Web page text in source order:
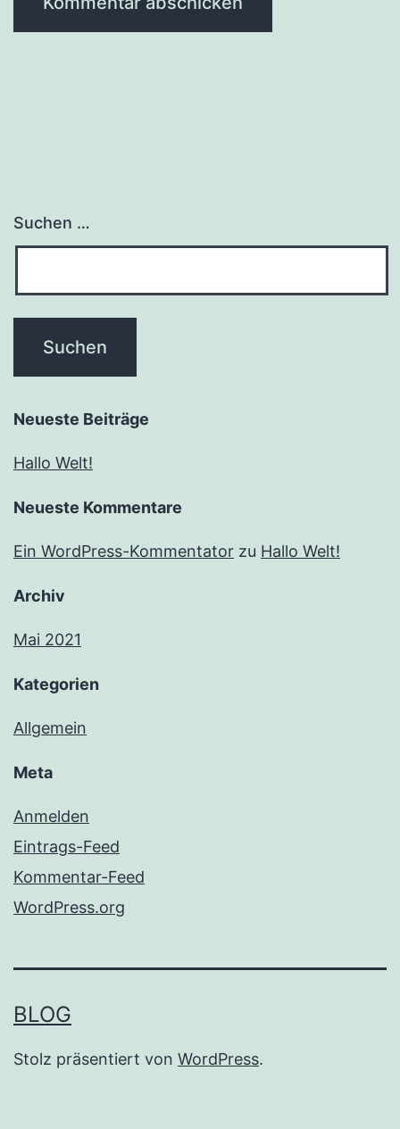
Suchen …
Neueste Beiträge
Hallo Welt!
Neueste Kommentare
Ein WordPress-Kommentator zu Hallo Welt!
Archiv
Mai 2021
Kategorien
Allgemein
Meta
Anmelden
Eintrags-Feed
Kommentar-Feed
WordPress.org
BLOG
Stolz präsentiert von WordPress.